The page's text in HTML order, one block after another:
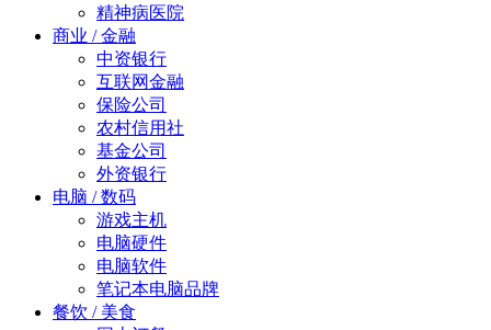
精神病医院
商业 / 金融
中资银行
互联网金融
保险公司
农村信用社
基金公司
外资银行
电脑 / 数码
游戏主机
电脑硬件
电脑软件
笔记本电脑品牌
餐饮 / 美食